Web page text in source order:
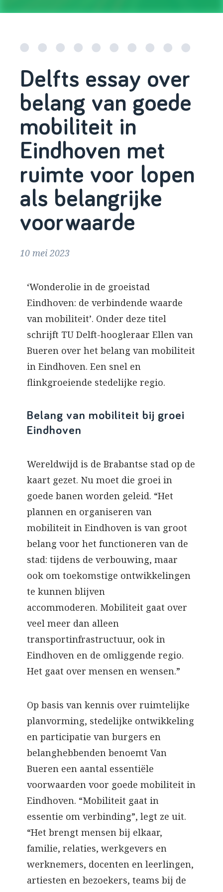
Delfts essay over
belang van goede
mobiliteit in
Eindhoven met
ruimte voor lopen
als belangrijke
voorwaarde
10 mei 2023
‘Wonderolie in de groeistad
Eindhoven: de verbindende waarde
van mobiliteit’. Onder deze titel
schrijft TU Delft-hoogleraar Ellen van
Bueren over het belang van mobiliteit
in Eindhoven. Een snel en
flinkgroeiende stedelijke regio.
Belang van mobiliteit bij groei
Eindhoven
Wereldwijd is de Brabantse stad op de
kaart gezet. Nu moet die groei in
goede banen worden geleid. “Het
plannen en organiseren van
mobiliteit in Eindhoven is van groot
belang voor het functioneren van de
stad: tijdens de verbouwing, maar
ook om toekomstige ontwikkelingen
te kunnen blijven
accommoderen. Mobiliteit gaat over
veel meer dan alleen
transportinfrastructuur, ook in
Eindhoven en de omliggende regio.
Het gaat over mensen en wensen.”
Op basis van kennis over ruimtelijke
planvorming, stedelijke ontwikkeling
en participatie van burgers en
belanghebbenden benoemt Van
Bueren een aantal essentiële
voorwaarden voor goede mobiliteit in
Eindhoven. “Mobiliteit gaat in
essentie om verbinding”, legt ze uit.
“Het brengt mensen bij elkaar,
familie, relaties, werkgevers en
werknemers, docenten en leerlingen,
artiesten en bezoekers, teams bij de